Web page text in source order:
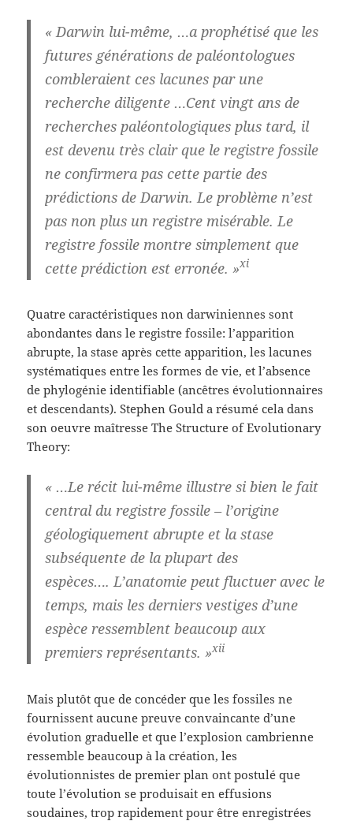
« Darwin lui-même, …a prophétisé que les
futures générations de paléontologues
combleraient ces lacunes par une
recherche diligente …Cent vingt ans de
recherches paléontologiques plus tard, il
est devenu très clair que le registre fossile
ne confirmera pas cette partie des
prédictions de Darwin. Le problème n’est
pas non plus un registre misérable. Le
registre fossile montre simplement que
cette prédiction est erronée. »xi
Quatre caractéristiques non darwiniennes sont
abondantes dans le registre fossile: l’apparition
abrupte, la stase après cette apparition, les lacunes
systématiques entre les formes de vie, et l’absence
de phylogénie identifiable (ancêtres évolutionnaires
et descendants). Stephen Gould a résumé cela dans
son oeuvre maîtresse The Structure of Evolutionary
Theory:
« …Le récit lui-même illustre si bien le fait
central du registre fossile – l’origine
géologiquement abrupte et la stase
subséquente de la plupart des
espèces…. L’anatomie peut fluctuer avec le
temps, mais les derniers vestiges d’une
espèce ressemblent beaucoup aux
premiers représentants. »xii
Mais plutôt que de concéder que les fossiles ne
fournissent aucune preuve convaincante d’une
évolution graduelle et que l’explosion cambrienne
ressemble beaucoup à la création, les
évolutionnistes de premier plan ont postulé que
toute l’évolution se produisait en effusions
soudaines, trop rapidement pour être enregistrées